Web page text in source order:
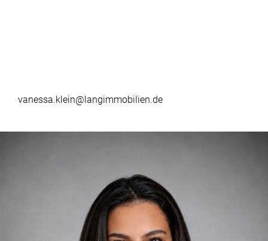
vanessa.klein@langimmobilien.de